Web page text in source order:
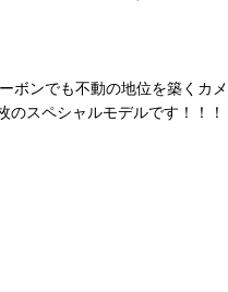
ボンでも不動の地位を築くカメ
のスペシャルモデルです！！！